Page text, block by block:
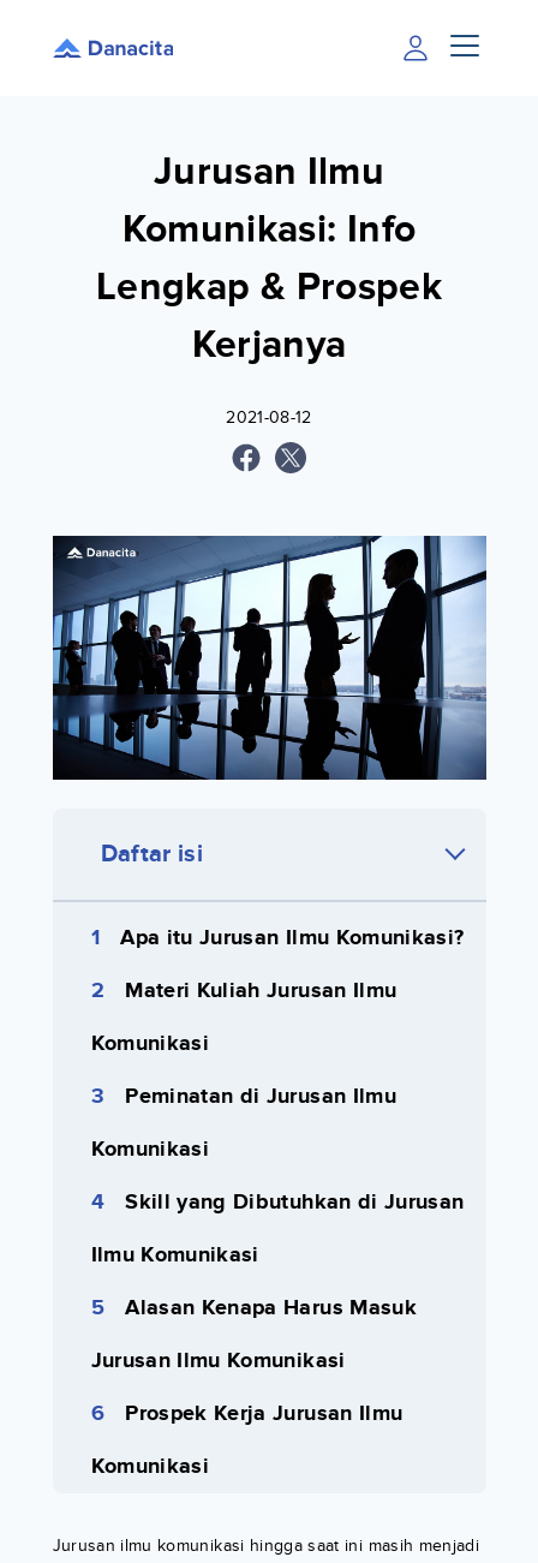
Jurusan Ilmu
Komunikasi: Info
Lengkap & Prospek
Kerjanya
2021-08-12
Daftar isi
Apa itu Jurusan Ilmu Komunikasi?
Materi Kuliah Jurusan Ilmu
Komunikasi
Peminatan di Jurusan Ilmu
Komunikasi
Skill yang Dibutuhkan di Jurusan
Ilmu Komunikasi
Alasan Kenapa Harus Masuk
Jurusan Ilmu Komunikasi
Prospek Kerja Jurusan Ilmu
Komunikasi
Jurusan ilmu komunikasi hingga saat ini masih menjadi